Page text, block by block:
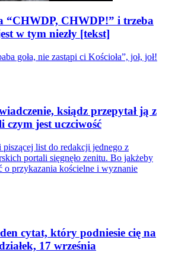
“CHWDP, CHWDP!” i trzeba
w tym niezły [tekst]
goła, nie zastąpi ci Kościoła”, joł, joł!
ksiądz przepytał ją z
czym jest uczciwość
list do redakcji jednego z
portali sięgnęło zenitu. Bo jakżeby
o przykazania kościelne i wyznanie
cytat, który podniesie cię na
17 września